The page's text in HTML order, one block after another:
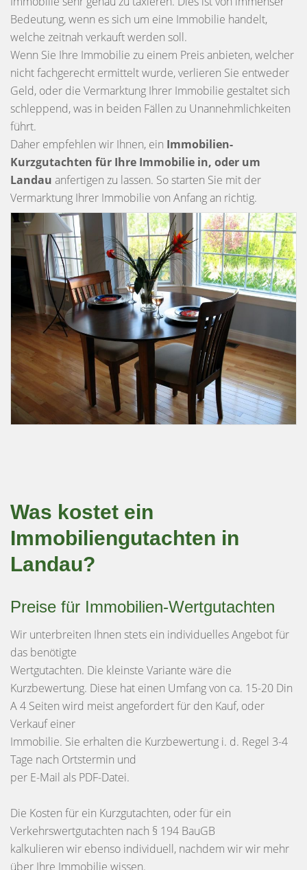
Bedeutung, wenn es sich um eine Immobilie handelt,
welche zeitnah verkauft werden soll.
Wenn Sie Ihre Immobilie zu einem Preis anbieten, welcher
nicht fachgerecht ermittelt wurde, verlieren Sie entweder
Geld, oder die Vermarktung Ihrer Immobilie gestaltet sich
schleppend, was in beiden Fällen zu Unannehmlichkeiten
führt.
Daher empfehlen wir Ihnen, ein Immobilien-
Kurzgutachten für Ihre Immobilie in, oder um
Landau anfertigen zu lassen. So starten Sie mit der
Vermarktung Ihrer Immobilie von Anfang an richtig.
Was kostet ein
Immobiliengutachten in
Landau?
Preise für Immobilien-Wertgutachten
Wir unterbreiten Ihnen stets ein individuelles Angebot für
das benötigte
Wertgutachten. Die kleinste Variante wäre die
Kurzbewertung. Diese hat einen Umfang von ca. 15-20 Din
A 4 Seiten wird meist angefordert für den Kauf, oder
Verkauf einer
Immobilie. Sie erhalten die Kurzbewertung i. d. Regel 3-4
Tage nach Ortstermin und
per E-Mail als PDF-Datei.
Die Kosten für ein Kurzgutachten, oder für ein
Verkehrswertgutachten nach § 194 BauGB
kalkulieren wir ebenso individuell, nachdem wir wir mehr
über Ihre Immobilie wissen.